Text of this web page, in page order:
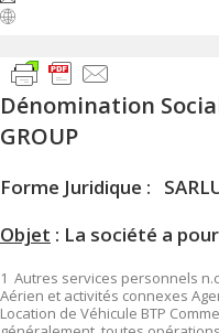
Dénomination
GROUP
Forme Juridique :
Objet : La société a
1 Autres services personnels
Aérien et activités connexes
Location de Véhicule BTP